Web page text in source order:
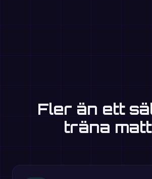
Fler än ett
träna